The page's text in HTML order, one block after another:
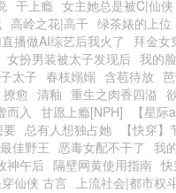
干上瘾 女主她总是被C|仙侠
高岭之花|高干 绿茶婊的上位
播做AI综艺后我火了 拜金女
女扮男装被太子发现后 我的
太子 春枝嫋嫋 含苞待放
撩愈 清釉 重生之肉香四溢
而入 甘愿上瘾[NPH] 【星
要 总有人想独占她 【快穿
最佳野王 恶毒女配不干了 我
神午后 隔壁网黄使用指南
仙侠 古言 上流社会|都市权